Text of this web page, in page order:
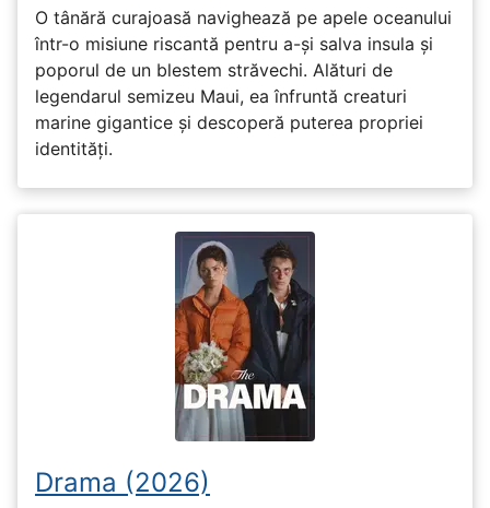
O tânără curajoasă navighează pe apele oceanului
într-o misiune riscantă pentru a-și salva insula și
poporul de un blestem străvechi. Alături de
legendarul semizeu Maui, ea înfruntă creaturi
marine gigantice și descoperă puterea propriei
identități.
Drama (2026)